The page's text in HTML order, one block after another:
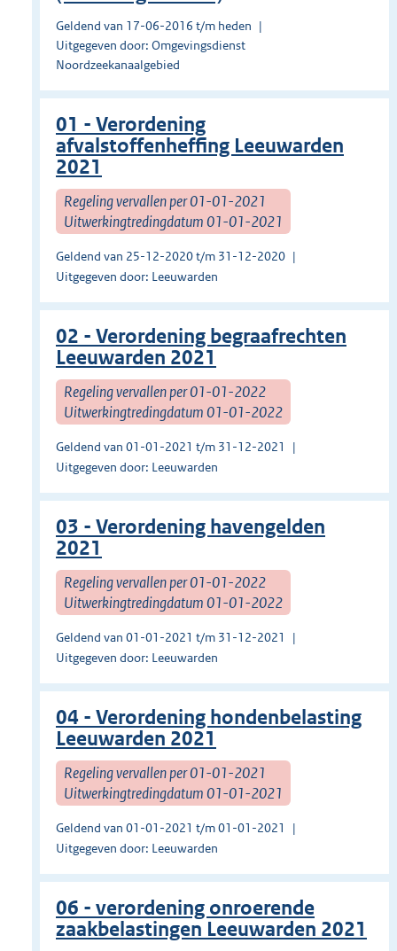
Geldend van 17-06-2016 t/m heden
Uitgegeven door: Omgevingsdienst
Noordzeekanaalgebied
01 - Verordening
afvalstoffenheffing Leeuwarden
2021
Regeling vervallen per 01-01-2021
Uitwerkingtredingdatum 01-01-2021
Geldend van 25-12-2020 t/m 31-12-2020
Uitgegeven door: Leeuwarden
02 - Verordening begraafrechten
Leeuwarden 2021
Regeling vervallen per 01-01-2022
Uitwerkingtredingdatum 01-01-2022
Geldend van 01-01-2021 t/m 31-12-2021
Uitgegeven door: Leeuwarden
03 - Verordening havengelden
2021
Regeling vervallen per 01-01-2022
Uitwerkingtredingdatum 01-01-2022
Geldend van 01-01-2021 t/m 31-12-2021
Uitgegeven door: Leeuwarden
04 - Verordening hondenbelasting
Leeuwarden 2021
Regeling vervallen per 01-01-2021
Uitwerkingtredingdatum 01-01-2021
Geldend van 01-01-2021 t/m 01-01-2021
Uitgegeven door: Leeuwarden
06 - verordening onroerende
zaakbelastingen Leeuwarden 2021